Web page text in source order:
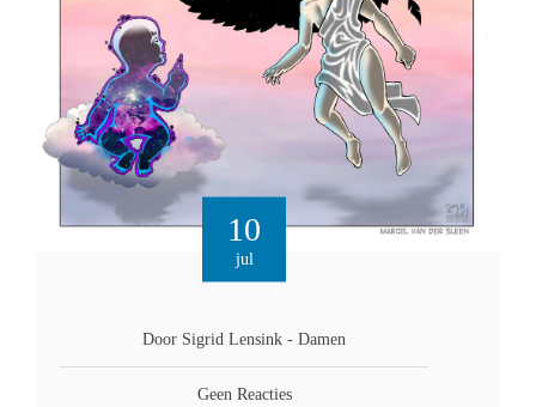
10
jul
Door Sigrid Lensink - Damen
Geen Reacties